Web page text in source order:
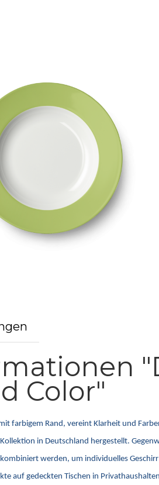
Color"
farbigem Rand, vereint Klarheit und
in Deutschland hergestellt.
werden, um individuelles
auf gedeckten Tischen in